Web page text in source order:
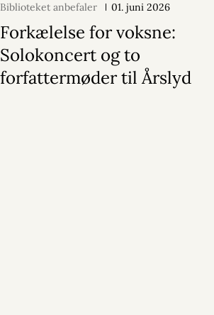
Biblioteket anbefaler 01. juni 2026
Forkælelse for voksne:
Solokoncert og to
forfattermøder til Årslyd